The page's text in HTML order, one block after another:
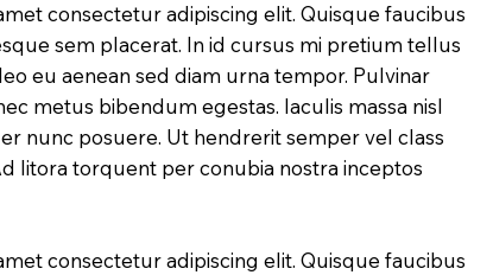
consectetur adipiscing elit. Quisque faucibus
sem placerat. In id cursus mi pretium tellus
eu aenean sed diam urna tempor. Pulvinar
metus bibendum egestas. Iaculis massa nisl
nunc posuere. Ut hendrerit semper vel class
litora torquent per conubia nostra inceptos
consectetur adipiscing elit. Quisque faucibus